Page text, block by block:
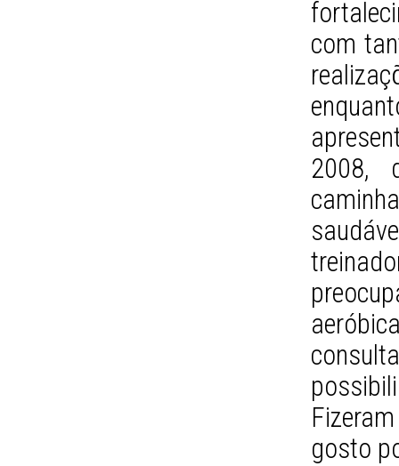
com
2008,
gosto